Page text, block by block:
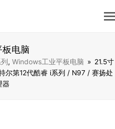
板电脑
, Windows工业平板电脑 » 21.5⼨
尔第12代酷睿 i系列 / N97 / 赛扬处
器